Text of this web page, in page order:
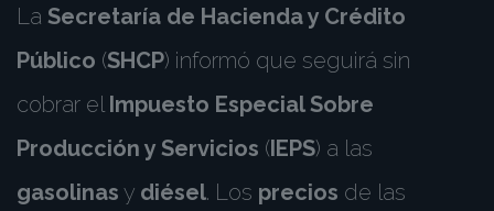
La Secretaría de Hacienda y Crédito
Público (SHCP) informó que seguirá sin
cobrar el Impuesto Especial Sobre
Producción y Servicios (IEPS) a las
gasolinas y diésel. Los precios de las